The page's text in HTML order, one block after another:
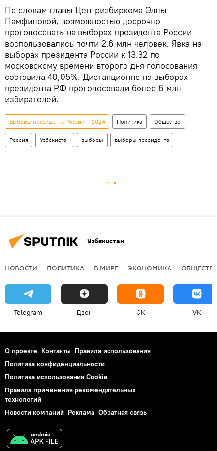
По словам главы Центризбиркома Эллы
Памфиловой, возможностью досрочно
проголосовать на выборах президента России
воспользовались почти 2,6 млн человек. Явка на
выборах президента России к 13.32 по
московскому времени второго дня голосования
составила 40,05%. Дистанционно на выборах
президента РФ проголосовали более 6 млн
избирателей.
Выборы президента России — 2024 Политика Общество
Россия Узбекистан выборы выборы президента
Узбекистан
НОВОСТИ ПОЛИТИКА В МИРЕ ЭКОНОМИКА
Telegram Дзен OK VK
О проекте Контакты Правила использования
Политика конфиденциальности
Политика использования Cookie
Правила применения рекомендательных
технологий
Новости компаний Реклама Обратная связь